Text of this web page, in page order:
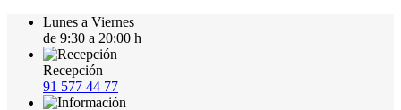
Lunes a Viernes
de 9:30 a 20:00 h
Recepción
91 577 44 77